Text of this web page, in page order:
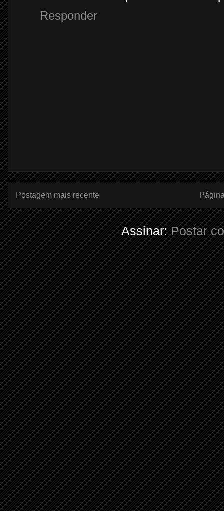
Responder
Postagem mais recente
Assinar:Postar